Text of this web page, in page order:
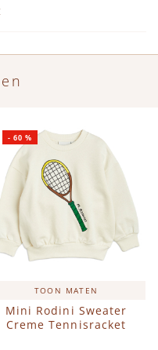
TOON MATEN
Mini Rodini Sweater
Creme Tennisracket
-60 %